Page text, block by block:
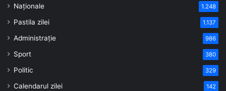
Naționale 1.248
Pastila zilei 1.137
Administrație 986
Sport 380
Politic 329
Calendarul zilei 142